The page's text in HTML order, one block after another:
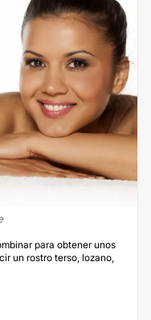
para obtener unos
un rostro terso, lozano,